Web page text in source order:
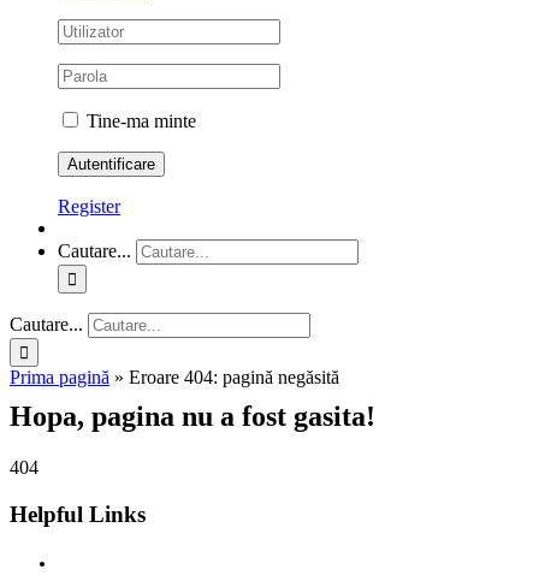
Tine-ma minte
Register
Cautare...
Cautare...
Prima pagină » Eroare 404: pagină negăsită
Hopa, pagina nu a fost gasita!
404
Helpful Links